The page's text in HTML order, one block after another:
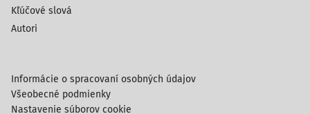
Kľúčové slová
Autori
Informácie o spracovaní osobných údajov
Všeobecné podmienky
Nastavenie súborov cookie